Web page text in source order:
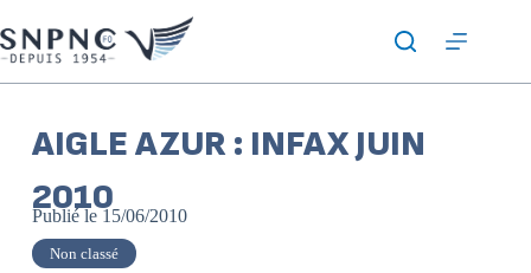
AIGLE AZUR : INFAX JUIN
2010
Publié le 15/06/2010
Non classé